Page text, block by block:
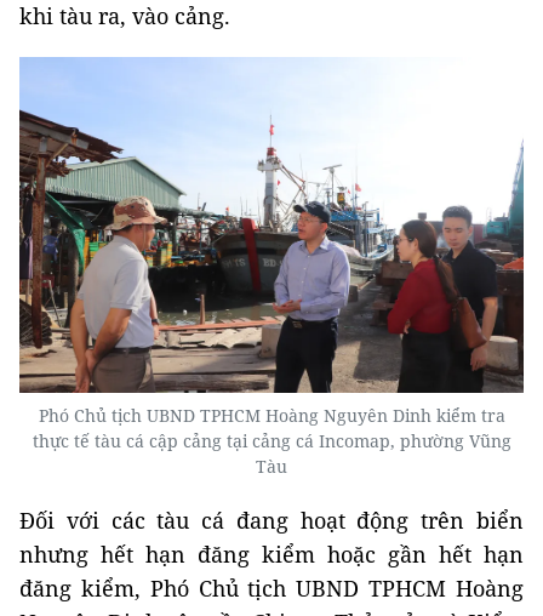
khi tàu ra, vào cảng.
Phó Chủ tịch UBND TPHCM Hoàng Nguyên Dinh kiểm tra
thực tế tàu cá cập cảng tại cảng cá Incomap, phường Vũng
Tàu
Đối với các tàu cá đang hoạt động trên biển
nhưng hết hạn đăng kiểm hoặc gần hết hạn
đăng kiểm, Phó Chủ tịch UBND TPHCM Hoàng